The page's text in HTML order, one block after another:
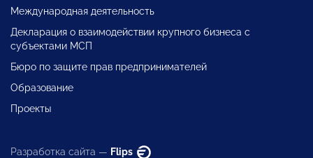
Международная деятельность
Декларация о взаимодействии крупного бизнеса с
субъектами МСП
Бюро по защите прав предпринимателей
Образование
Проекты
Разработка сайта — Flips